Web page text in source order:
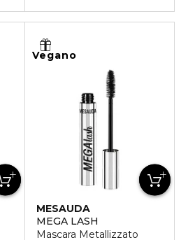
Vegano
MESAUDA
MEGA LASH
Mascara Metallizzato